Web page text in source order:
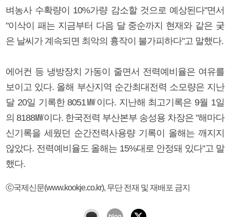
벼농사 수확량이 10%가량 감소할 것으로 예상된다"면서
"이삭이 패는 지금부터 다음 달 중순까지 현재와 같은 궂
은 날씨가 계속되면 최악의 흉작이 불가피하다"고 말했다.
에어컨 등 냉방장치 가동이 줄면서 전력예비율은 여유를
보이고 있다. 올해 부산지역 순간최대전력 소모량은 지난
달 20일 기록한 8051㎿이다. 지난해 최고기록은 9월 1일
의 8188㎿이다. 한국전력 부산본부 송성용 차장은 "해마다
신기록을 세웠던 순간전력사용량 기록이 올해는 깨지지
않았다. 전력예비율도 올해는 15%대로 안정돼 있다"고 말
했다.
ⓒ국제신문(www.kookje.co.kr), 무단 전재 및 재배포 금지